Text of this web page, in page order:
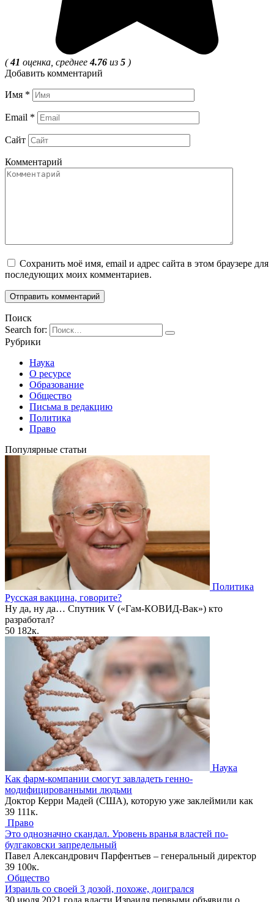
(41 оценка, среднее4.76 из 5 )
Добавить комментарий
Имя *
Email *
Сайт
Комментарий
Сохранить моё имя, email и адрес сайта в этом браузере для
последующих моих комментариев.
Поиск
Search for:
Рубрики
Наука
О ресурсе
Образование
Общество
Письма в редакцию
Политика
Право
Популярные статьи
Политика
Русская вакцина, говорите?
Ну да, ну да… Спутник V («Гам-КОВИД-Вак») кто
разработал?
50 182к.
Наука
Как фарм-компании смогут завладеть генно-
модифицированными людьми
Доктор Керри Мадей (США), которую уже заклеймили как
39 111к.
Право
Это однозначно скандал. Уровень вранья властей по-
булгаковски запредельный
Павел Александрович Парфентьев – генеральный директор
39 100к.
Общество
Израиль со своей 3 дозой, похоже, доигрался
30 июля 2021 года власти Израиля первыми объявили о